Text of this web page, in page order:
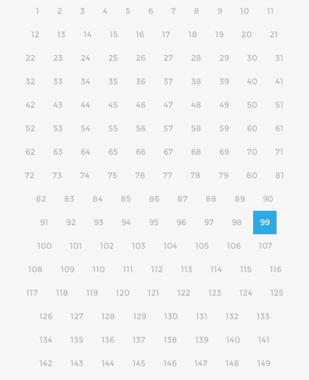
1 2 3 4 5 6 7 8 9 10 11
12 13 14 15 16 17 18 19 20 21
22 23 24 25 26 27 28 29 30 31
32 33 34 35 36 37 38 39 40 41
42 43 44 45 46 47 48 49 50 51
52 53 54 55 56 57 58 59 60 61
62 63 64 65 66 67 68 69 70 71
72 73 74 75 76 77 78 79 80 81
82 83 84 85 86 87 88 89 90
91 92 93 94 95 96 97 98 99
100 101 102 103 104 105 106 107
108 109 110 111 112 113 114 115 116
117 118 119 120 121 122 123 124 125
126 127 128 129 130 131 132 133
134 135 136 137 138 139 140 141
142 143 144 145 146 147 148 149